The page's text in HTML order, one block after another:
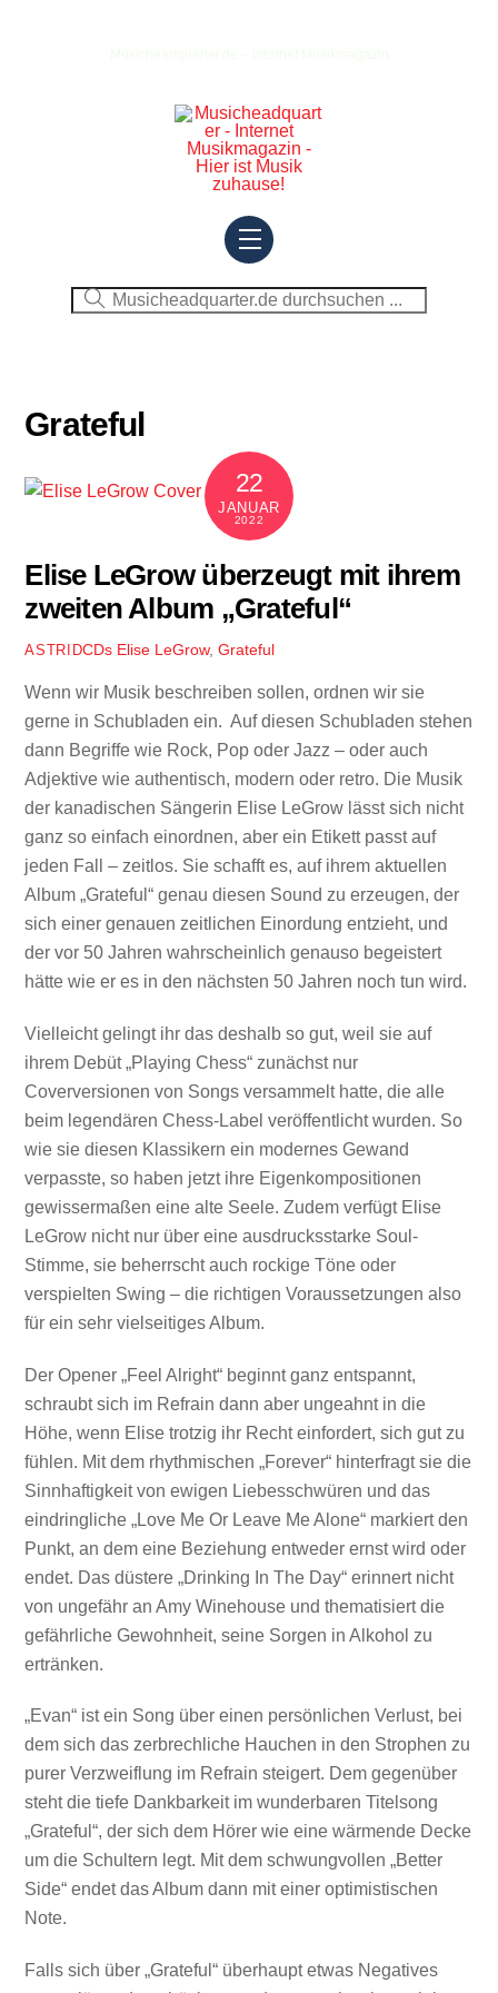
Menu
Grateful
22
JANUAR
2022
Elise LeGrow überzeugt mit ihrem
zweiten Album „Grateful“
ASTRIDCDs Elise LeGrow,Grateful
Wenn wir Musik beschreiben sollen, ordnen wir sie
gerne in Schubladen ein. Auf diesen Schubladen stehen
dann Begriffe wie Rock, Pop oder Jazz – oder auch
Adjektive wie authentisch, modern oder retro. Die Musik
der kanadischen Sängerin Elise LeGrow lässt sich nicht
ganz so einfach einordnen, aber ein Etikett passt auf
jeden Fall – zeitlos. Sie schafft es, auf ihrem aktuellen
Album „Grateful“ genau diesen Sound zu erzeugen, der
sich einer genauen zeitlichen Einordung entzieht, und
der vor 50 Jahren wahrscheinlich genauso begeistert
hätte wie er es in den nächsten 50 Jahren noch tun wird.
Vielleicht gelingt ihr das deshalb so gut, weil sie auf
ihrem Debüt „Playing Chess“ zunächst nur
Coverversionen von Songs versammelt hatte, die alle
beim legendären Chess-Label veröffentlicht wurden. So
wie sie diesen Klassikern ein modernes Gewand
verpasste, so haben jetzt ihre Eigenkompositionen
gewissermaßen eine alte Seele. Zudem verfügt Elise
LeGrow nicht nur über eine ausdrucksstarke Soul-
Stimme, sie beherrscht auch rockige Töne oder
verspielten Swing – die richtigen Voraussetzungen also
für ein sehr vielseitiges Album.
Der Opener „Feel Alright“ beginnt ganz entspannt,
schraubt sich im Refrain dann aber ungeahnt in die
Höhe, wenn Elise trotzig ihr Recht einfordert, sich gut zu
fühlen. Mit dem rhythmischen „Forever“ hinterfragt sie die
Sinnhaftigkeit von ewigen Liebesschwüren und das
eindringliche „Love Me Or Leave Me Alone“ markiert den
Punkt, an dem eine Beziehung entweder ernst wird oder
endet. Das düstere „Drinking In The Day“ erinnert nicht
von ungefähr an Amy Winehouse und thematisiert die
gefährliche Gewohnheit, seine Sorgen in Alkohol zu
ertränken.
„Evan“ ist ein Song über einen persönlichen Verlust, bei
dem sich das zerbrechliche Hauchen in den Strophen zu
purer Verzweiflung im Refrain steigert. Dem gegenüber
steht die tiefe Dankbarkeit im wunderbaren Titelsong
„Grateful“, der sich dem Hörer wie eine wärmende Decke
um die Schultern legt. Mit dem schwungvollen „Better
Side“ endet das Album dann mit einer optimistischen
Note.
Falls sich über „Grateful“ überhaupt etwas Negatives